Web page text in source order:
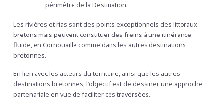
périmètre de la Destination.
Les rivières et rias sont des points exceptionnels des littoraux
bretons mais peuvent constituer des freins à une itinérance
fluide, en Cornouaille comme dans les autres destinations
bretonnes.
En lien avec les acteurs du territoire, ainsi que les autres
destinations bretonnes, l’objectif est de dessiner une approche
partenariale en vue de faciliter ces traversées.